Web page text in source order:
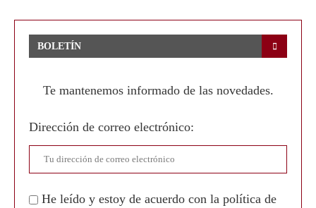
BOLETÍN
Te mantenemos informado de las novedades.
Dirección de correo electrónico:
He leído y estoy de acuerdo con la política de